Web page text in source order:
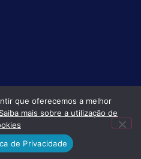
que oferecemos a melhor
Saiba mais sobre a utilização de
de Privacidade